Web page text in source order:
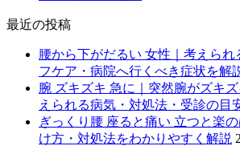
最近の投稿
腰から下がだるい 女性｜考えら
フケア・病院へ行くべき症状を解
腕 ズキズキ 急に｜突然腕がズキ
えられる病気・対処法・受診の目
ぎっくり腰 座ると痛い 立つと楽
け方・対処法をわかりやすく解説